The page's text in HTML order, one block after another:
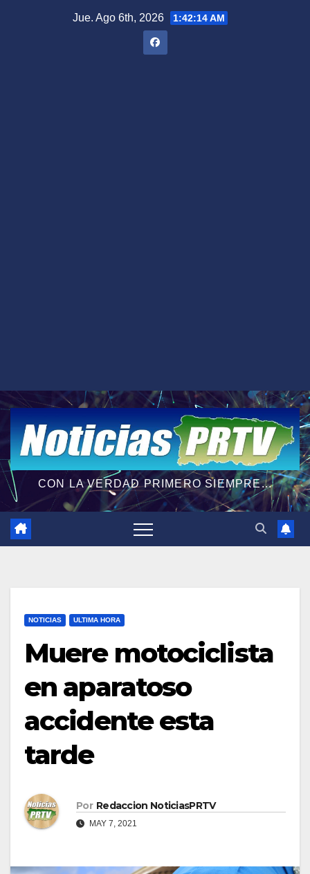
Jue. Ago 6th, 2026 1:42:15 AM
CON LA VERDAD PRIMERO SIEMPRE...
NOTICIAS ULTIMA HORA
Muere motociclista
en aparatoso
accidente esta
tarde
Por Redaccion NoticiasPRTV
MAY 7, 2021